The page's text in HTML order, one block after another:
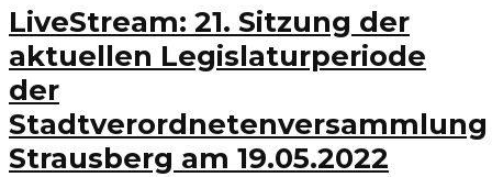
LiveStream: 21. Sitzung der
aktuellen Legislaturperiode
der
Stadtverordnetenversammlung
Strausberg am 19.05.2022